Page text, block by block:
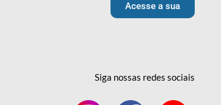
Acesse a sua
Siga nossas redes sociais